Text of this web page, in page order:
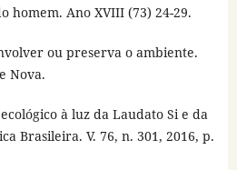
homem. Ano XVIII (73) 24-29.
ou preserva o ambiente.
Nova.
à luz da Laudato Si e da
Brasileira. V. 76, n. 301, 2016, p.